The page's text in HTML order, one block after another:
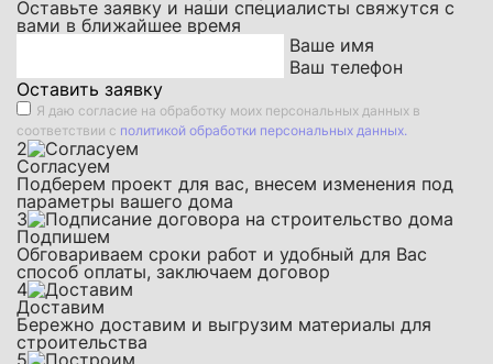
Оставьте заявку и наши специалисты свяжутся с
вами в ближайшее время
Ваше имя
Ваш телефон
Оставить заявку
Я даю согласие на обработку моих персональных данных в
соответствии с политикой обработки персональных данных.
2
Согласуем
Подберем проект для вас, внесем изменения под
параметры вашего дома
3
Подпишем
Обговариваем сроки работ и удобный для Вас
способ оплаты, заключаем договор
4
Доставим
Бережно доставим и выгрузим материалы для
строительства
5